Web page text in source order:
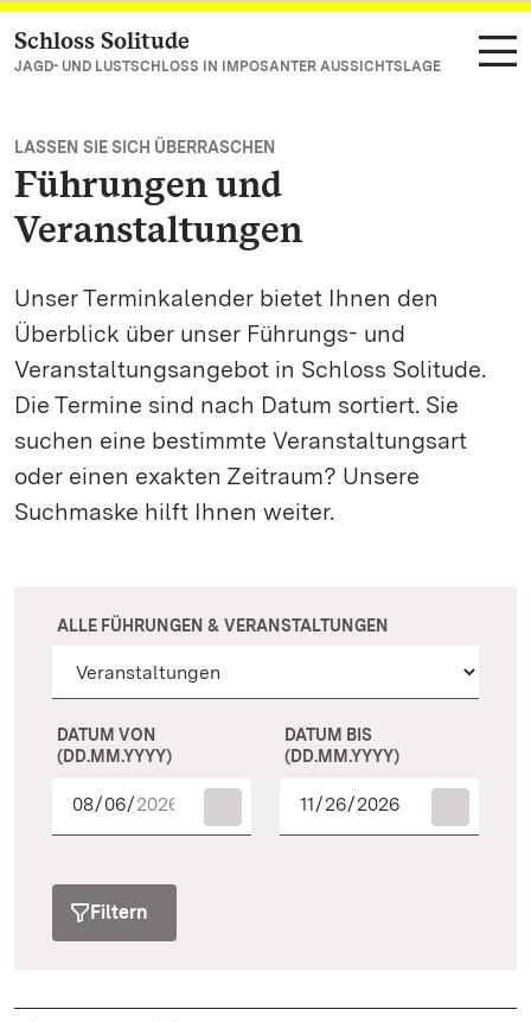
Zum Hauptinhalt springen
Schloss Solitude
JAGD- UND LUSTSCHLOSS IN IMPOSANTER AUSSICHTSLAGE
LASSEN SIE SICH ÜBERRASCHEN
Führungen und
Veranstaltungen
Unser Terminkalender bietet Ihnen den
Überblick über unser Führungs- und
Veranstaltungsangebot in Schloss Solitude.
Die Termine sind nach Datum sortiert. Sie
suchen eine bestimmte Veranstaltungsart
oder einen exakten Zeitraum? Unsere
Suchmaske hilft Ihnen weiter.
ALLE FÜHRUNGEN & VERANSTALTUNGEN
DATUM VON
(DD.MM.YYYY)
DATUM BIS
(DD.MM.YYYY)
Filtern